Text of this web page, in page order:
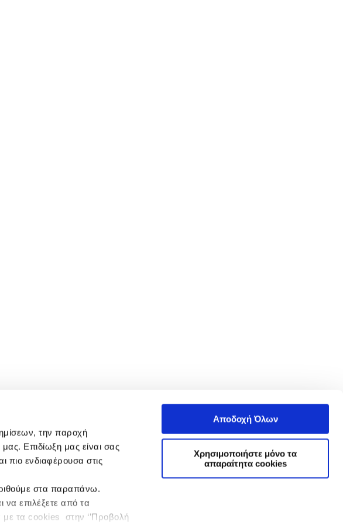
την παροχή
Επιδίωξη μας είναι σας
πιο ενδιαφέρουσα στις
στα παραπάνω.
να επιλέξετε από τα
με τα cookies στην ‘’Προβολή
Αποδοχή Όλων
Χρησιμοποιήστε μόνο τα
απαραίτητα cookies